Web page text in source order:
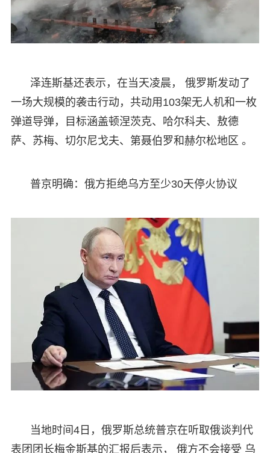
泽连斯基还表示，在当天凌晨， 俄罗斯发动了
一场大规模的袭击行动，共动用103架无人机和一枚
弹道导弹，目标涵盖顿涅茨克、哈尔科夫、敖德
萨、苏梅、切尔尼戈夫、第聂伯罗和赫尔松地区 。
普京明确：俄方拒绝乌方至少30天停火协议
当地时间4日，俄罗斯总统普京在听取俄谈判代
表团团长梅金斯基的汇报后表示， 俄方不会接受 乌